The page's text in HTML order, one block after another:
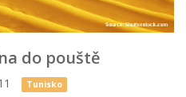
do pouště
Tunisko